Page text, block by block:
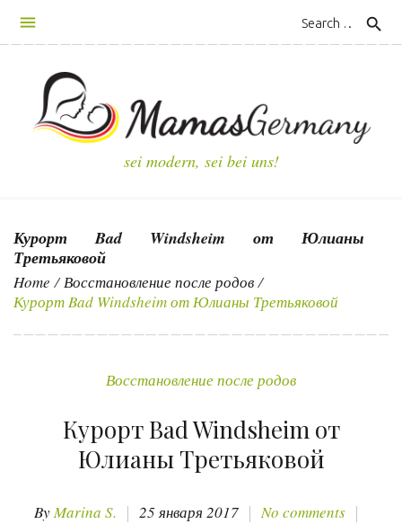
search
sei modern, sei bei uns!
Курорт Bad Windsheim от Юлианы
Третьяковой
Home / Восстановление после родов /
Курорт Bad Windsheim от Юлианы Третьяковой
Восстановление после родов
Курорт Bad Windsheim от
Юлианы Третьяковой
ByMarina S. 25 января 2017
No comments